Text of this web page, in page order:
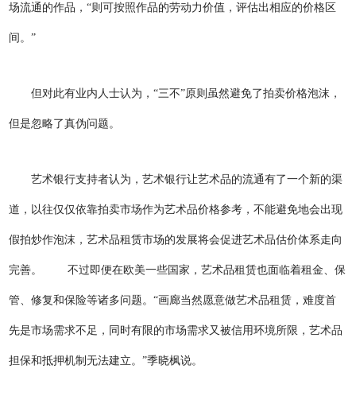
场流通的作品，“则可按照作品的劳动力价值，评估出相应的价格区
间。”
但对此有业内人士认为，“三不”原则虽然避免了拍卖价格泡沫，
但是忽略了真伪问题。
艺术银行支持者认为，艺术银行让艺术品的流通有了一个新的渠
道，以往仅仅依靠拍卖市场作为艺术品价格参考，不能避免地会出现
假拍炒作泡沫，艺术品租赁市场的发展将会促进艺术品估价体系走向
完善。 不过即便在欧美一些国家，艺术品租赁也面临着租金、保
管、修复和保险等诸多问题。“画廊当然愿意做艺术品租赁，难度首
先是市场需求不足，同时有限的市场需求又被信用环境所限，艺术品
担保和抵押机制无法建立。”季晓枫说。